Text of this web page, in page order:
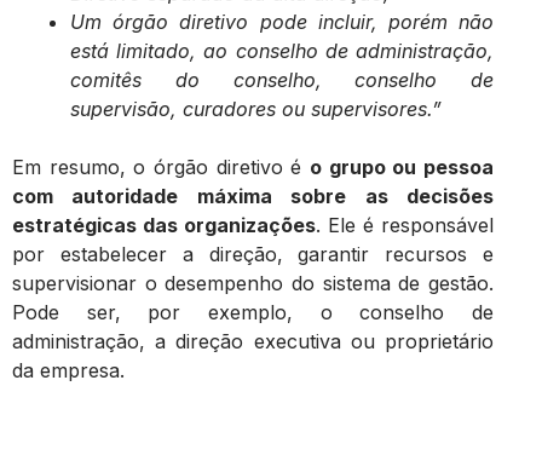
Um órgão diretivo pode incluir, porém não
está limitado, ao conselho de administração,
comitês do conselho, conselho de
supervisão, curadores ou supervisores.”
Em resumo, o órgão diretivo é o grupo ou pessoa
com autoridade máxima sobre as decisões
estratégicas das organizações. Ele é responsável
por estabelecer a direção, garantir recursos e
supervisionar o desempenho do sistema de gestão.
Pode ser, por exemplo, o conselho de
administração, a direção executiva ou proprietário
da empresa.